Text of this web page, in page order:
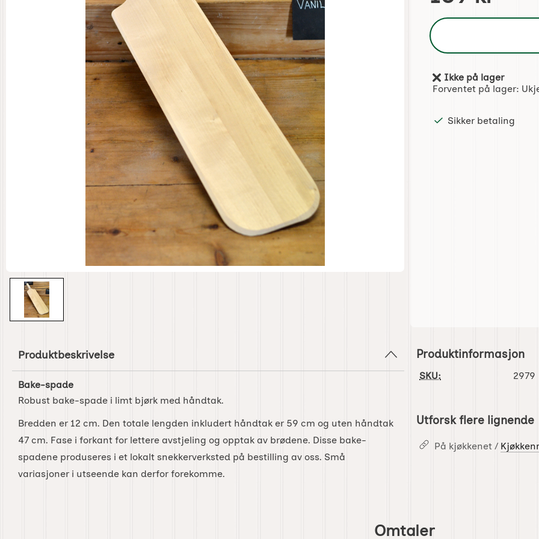
Produkttilgjengelighet:
Ikke på lager
Forventet på lager:
Sikker betaling
Produktbeskrivelse
Bake-spade
Robust bake-spade i limt bjørk med håndtak.
Bredden er 12 cm. Den totale lengden inkludert håndtak er 59 cm og uten håndtak
47 cm. Fase i forkant for lettere avstjeling og opptak av brødene. Disse bake-
spadene produseres i et lokalt snekkerverksted på bestilling av oss. Små
variasjoner i utseende kan derfor forekomme.
Produktinformasjon
SKU: 2979
Utforsk flere lignende
På kjøkkenet /
Omtaler